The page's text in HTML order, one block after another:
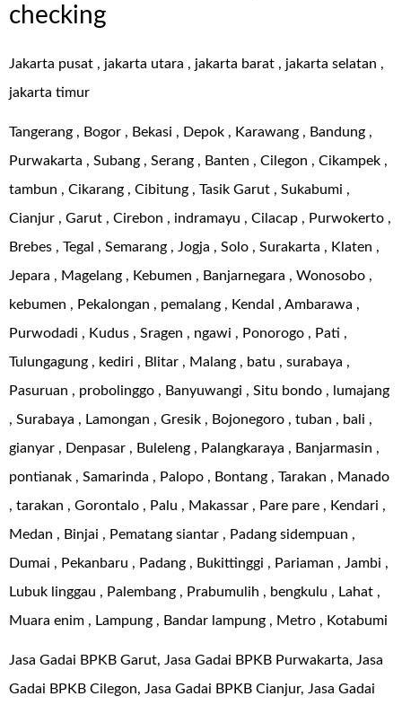
checking
Jakarta pusat , jakarta utara , jakarta barat , jakarta selatan ,
jakarta timur
Tangerang , Bogor , Bekasi , Depok , Karawang , Bandung ,
Purwakarta , Subang , Serang , Banten , Cilegon , Cikampek ,
tambun , Cikarang , Cibitung , Tasik Garut , Sukabumi ,
Cianjur , Garut , Cirebon , indramayu , Cilacap , Purwokerto ,
Brebes , Tegal , Semarang , Jogja , Solo , Surakarta , Klaten ,
Jepara , Magelang , Kebumen , Banjarnegara , Wonosobo ,
kebumen , Pekalongan , pemalang , Kendal , Ambarawa ,
Purwodadi , Kudus , Sragen , ngawi , Ponorogo , Pati ,
Tulungagung , kediri , Blitar , Malang , batu , surabaya ,
Pasuruan , probolinggo , Banyuwangi , Situ bondo , lumajang
, Surabaya , Lamongan , Gresik , Bojonegoro , tuban , bali ,
gianyar , Denpasar , Buleleng , Palangkaraya , Banjarmasin ,
pontianak , Samarinda , Palopo , Bontang , Tarakan , Manado
, tarakan , Gorontalo , Palu , Makassar , Pare pare , Kendari ,
Medan , Binjai , Pematang siantar , Padang sidempuan ,
Dumai , Pekanbaru , Padang , Bukittinggi , Pariaman , Jambi ,
Lubuk linggau , Palembang , Prabumulih , bengkulu , Lahat ,
Muara enim , Lampung , Bandar lampung , Metro , Kotabumi
Jasa Gadai BPKB Garut, Jasa Gadai BPKB Purwakarta, Jasa
Gadai BPKB Cilegon, Jasa Gadai BPKB Cianjur, Jasa Gadai